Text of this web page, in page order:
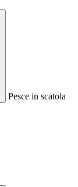
Pesce in scatola